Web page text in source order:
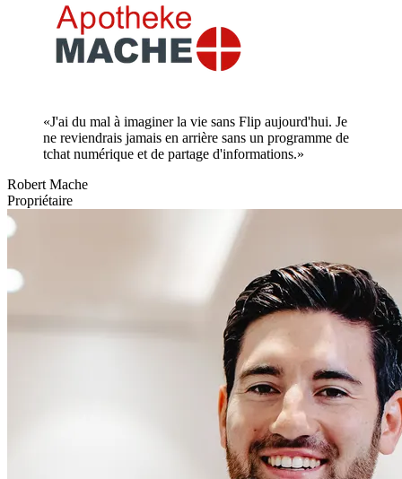
«J'ai du mal à imaginer la vie sans Flip aujourd'hui. Je
ne reviendrais jamais en arrière sans un programme de
tchat numérique et de partage d'informations.»
Robert Mache
Propriétaire